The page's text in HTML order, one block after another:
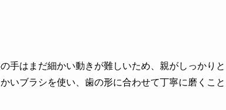
手はまだ細かい動きが難しいため、親がしっかりと
いブラシを使い、歯の形に合わせて丁寧に磨くこと